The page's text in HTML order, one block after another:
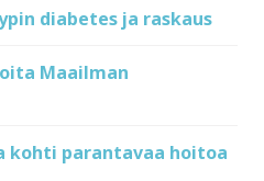
diabetes ja raskaus
Maailman
kohti parantavaa hoitoa